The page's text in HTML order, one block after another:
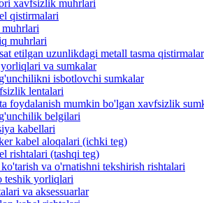
xavfsizlik muhrlari
qistirmalari
muhrlari
etilgan uzunlikdagi metall tasma
va sumkalar
isbotlovchi sumkalar
lentalari
foydalanish mumkin bo'lgan xavfsizlik
belgilari
kabellari
kabel aloqalari (ichki teg)
rishtalari (tashqi teg)
va o'rnatishni tekshirish rishtalari
teshik yorliqlari
va aksessuarlar